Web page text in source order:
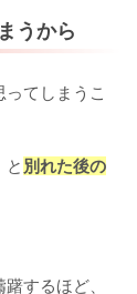
うから
てしまうこ
と 別れた後の
するほど、